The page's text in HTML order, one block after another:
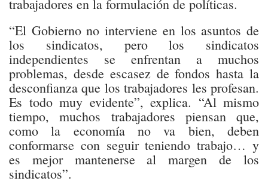
trabajadores en la formulación de políticas.
“El Gobierno no interviene en los asuntos de
los sindicatos, pero los sindicatos
independientes se enfrentan a muchos
problemas, desde escasez de fondos hasta la
desconfianza que los trabajadores les profesan.
Es todo muy evidente”, explica. “Al mismo
tiempo, muchos trabajadores piensan que,
como la economía no va bien, deben
conformarse con seguir teniendo trabajo… y
es mejor mantenerse al margen de los
sindicatos”.